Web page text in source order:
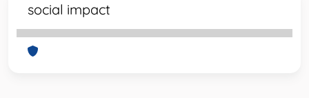
social impact